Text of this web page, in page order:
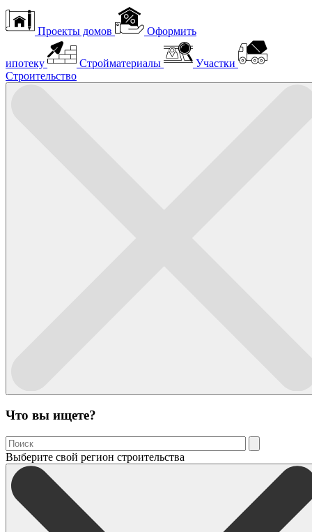
Проекты домов Оформить
ипотеку Стройматериалы
Участки
Строительство
Что вы ищете?
Выберите свой регион строительства